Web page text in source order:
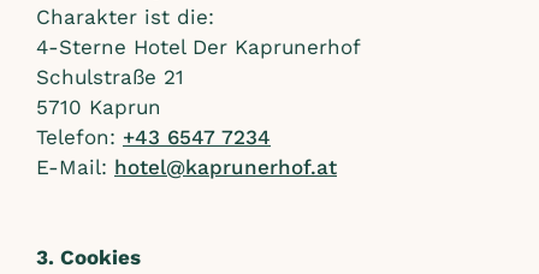
Charakter ist die:
4-Sterne Hotel Der Kaprunerhof
Schulstraße 21
5710 Kaprun
Telefon: +43 6547 7234
E-Mail: hotel@kaprunerhof.at
3. Cookies